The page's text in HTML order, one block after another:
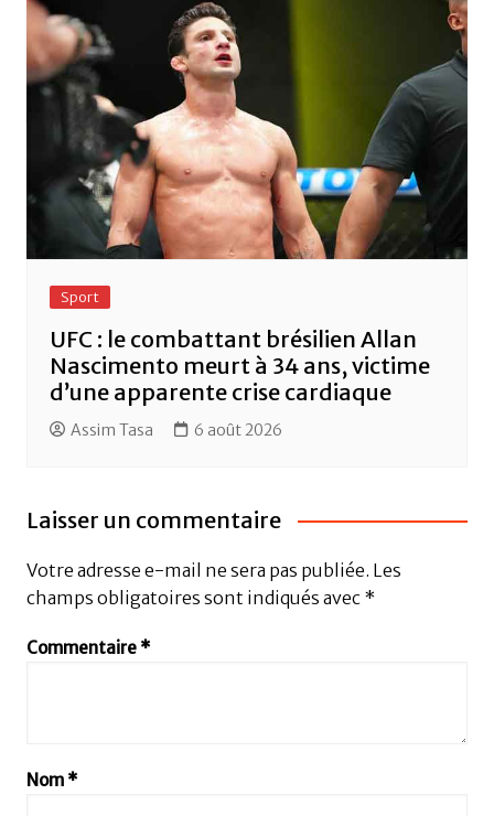
Sport
UFC : le combattant brésilien Allan
Nascimento meurt à 34 ans, victime
d’une apparente crise cardiaque
Assim Tasa 6 août 2026
Laisser un commentaire
Votre adresse e-mail ne sera pas publiée. Les
champs obligatoires sont indiqués avec *
Commentaire *
Nom *